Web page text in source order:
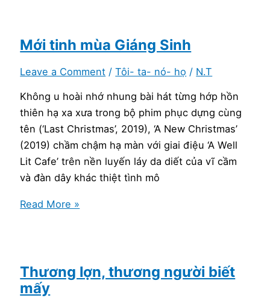
hết
tự
tin
Mới tinh mùa Giáng Sinh
Leave a Comment /Tôi- ta- nó- họ / N.T
Không u hoài nhớ nhung bài hát từng hớp hồn
thiên hạ xa xưa trong bộ phim phục dựng cùng
tên (‘Last Christmas’, 2019), ‘A New Christmas’
(2019) chầm chậm hạ màn với giai điệu ‘A Well
Lit Cafe’ trên nền luyến láy da diết của vĩ cầm
và đàn dây khác thiệt tình mô
Mới
Sinh
Read More »
Thương lợn, thương người biết
mấy